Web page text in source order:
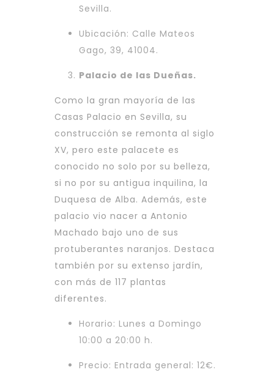
Sevilla.
Ubicación: Calle Mateos
Gago, 39, 41004.
Palacio de las Dueñas.
Como la gran mayoría de las
Casas Palacio en Sevilla, su
construcción se remonta al siglo
XV, pero este palacete es
conocido no solo por su belleza,
si no por su antigua inquilina, la
Duquesa de Alba. Además, este
palacio vio nacer a Antonio
Machado bajo uno de sus
protuberantes naranjos. Destaca
también por su extenso jardín,
con más de 117 plantas
diferentes.
Horario: Lunes a Domingo
10:00 a 20:00 h.
Precio: Entrada general: 12€.